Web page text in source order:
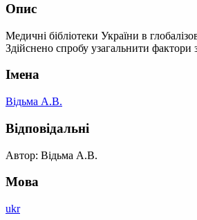
Опис
Медичні бібліотеки України в
Здійснено спробу узагальнити фактори
Імена
Відьма А.В.
Відповідальні
Автор: Відьма А.В.
Мова
ukr